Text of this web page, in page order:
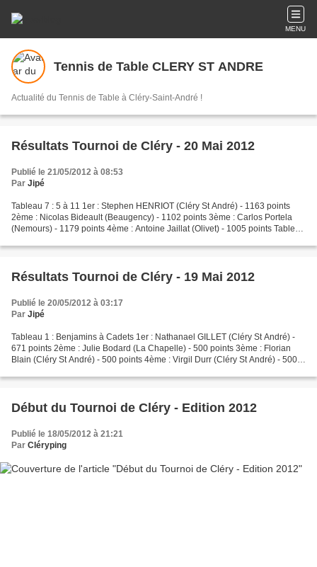
MENU
Tennis de Table CLERY ST ANDRE
Actualité du Tennis de Table à Cléry-Saint-André !
Résultats Tournoi de Cléry - 20 Mai 2012
Publié le 21/05/2012 à 08:53
Par Jipé
Tableau 7 : 5 à 11 1er : Stephen HENRIOT (Cléry St André) - 1163 points
2ème : Nicolas Bideault (Beaugency) - 1102 points 3ème : Carlos Portela
(Nemours) - 1179 points 4ème : Antoine Jaillat (Olivet) - 1005 points Tableau
Résultats Tournoi de Cléry - 19 Mai 2012
Publié le 20/05/2012 à 03:17
Par Jipé
Tableau 1 : Benjamins à Cadets 1er : Nathanael GILLET (Cléry St André) -
671 points 2ème : Julie Bodard (La Chapelle) - 500 points 3ème : Florian
Blain (Cléry St André) - 500 points 4ème : Virgil Durr (Cléry St André) - 500
Début du Tournoi de Cléry - Edition 2012
Publié le 18/05/2012 à 21:21
Par Cléryping